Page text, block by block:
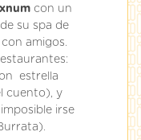
con un
su spa de
amigos.
estrella
cuento), y
irse